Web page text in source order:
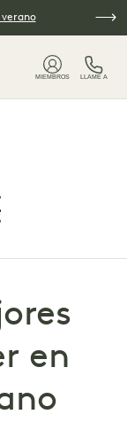
verano
MIEMBROS LLAME A
en